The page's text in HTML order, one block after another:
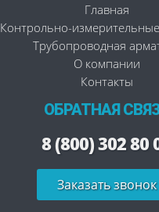
Главная
Контрольно-
Трубопроводная
О компании
Контакты
ОБРАТНАЯ
8 (800) 302 80
Заказать звонок